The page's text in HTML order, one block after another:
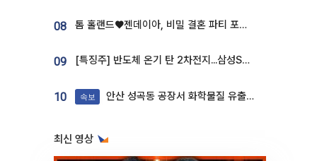
08 톰 홀랜드♥젠데이아, 비밀 결혼 파티 포착⋯호텔 대관비만 9억
09 [특징주] 반도체 온기 탄 2차전지...삼성SDI, 장 초반 7% 넘게 껑충
10 속보 안산 성곡동 공장서 화학물질 유출 사고 발생
최신 영상